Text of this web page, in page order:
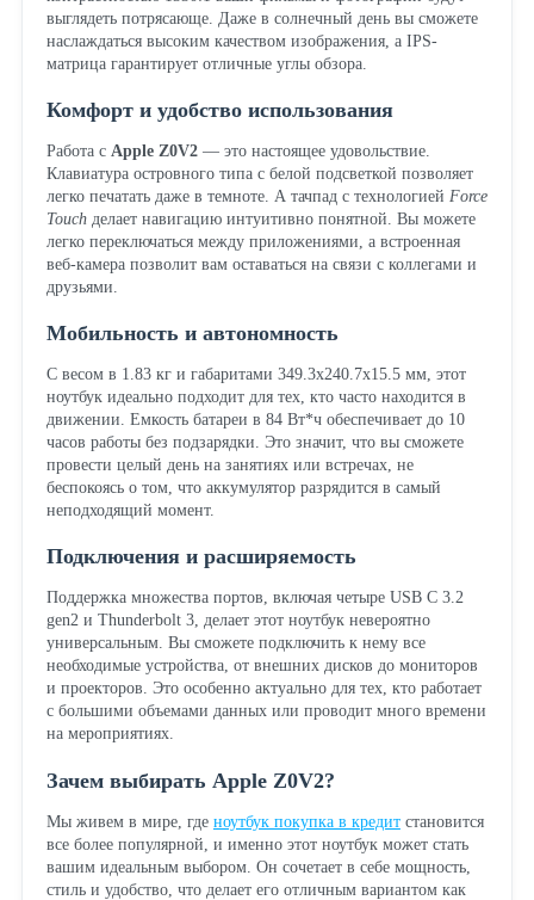
выглядеть потрясающе. Даже в солнечный день вы сможете
наслаждаться высоким качеством изображения, а IPS-
матрица гарантирует отличные углы обзора.
Комфорт и удобство использования
Работа с Apple Z0V2— это настоящее удовольствие.
Клавиатура островного типа с белой подсветкой позволяет
легко печатать даже в темноте. А тачпад с технологией Force
Touchделает навигацию интуитивно понятной. Вы можете
легко переключаться между приложениями, а встроенная
веб-камера позволит вам оставаться на связи с коллегами и
друзьями.
Мобильность и автономность
С весом в 1.83 кг и габаритами 349.3x240.7x15.5 мм, этот
ноутбук идеально подходит для тех, кто часто находится в
движении. Емкость батареи в 84 Вт*ч обеспечивает до 10
часов работы без подзарядки. Это значит, что вы сможете
провести целый день на занятиях или встречах, не
беспокоясь о том, что аккумулятор разрядится в самый
неподходящий момент.
Подключения и расширяемость
Поддержка множества портов, включая четыре USB C 3.2
gen2 и Thunderbolt 3, делает этот ноутбук невероятно
универсальным. Вы сможете подключить к нему все
необходимые устройства, от внешних дисков до мониторов
и проекторов. Это особенно актуально для тех, кто работает
с большими объемами данных или проводит много времени
на мероприятиях.
Зачем выбирать Apple Z0V2?
Мы живем в мире, где ноутбук покупка в кредитстановится
все более популярной, и именно этот ноутбук может стать
вашим идеальным выбором. Он сочетает в себе мощность,
стиль и удобство, что делает его отличным вариантом как